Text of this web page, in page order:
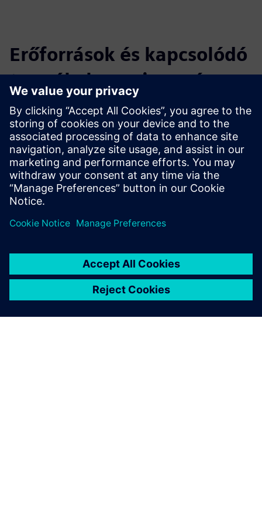
Erőforrások és kapcsolódó
termékek megismerése
Feltételek
Industrial Edge Hub Access
SIMATIC IPC227E (x86)
Industrial Edge Management License